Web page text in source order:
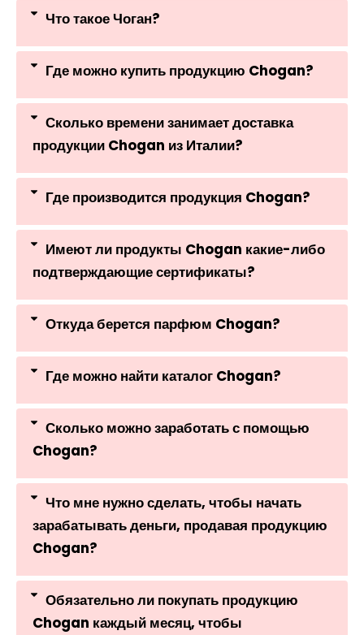
Что такое Чоган?
Где можно купить продукцию Chogan?
Сколько времени занимает доставка
продукции Chogan из Италии?
Где производится продукция Chogan?
Имеют ли продукты Chogan какие-либо
подтверждающие сертификаты?
Откуда берется парфюм Chogan?
Где можно найти каталог Chogan?
Сколько можно заработать с помощью
Chogan?
Что мне нужно сделать, чтобы начать
зарабатывать деньги, продавая продукцию
Chogan?
Обязательно ли покупать продукцию
Chogan каждый месяц, чтобы